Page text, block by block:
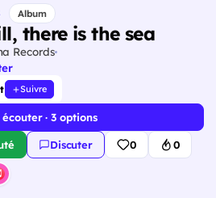
Album
there is the sea
Records
Suivre
écouter · 3 options
Discuter 0 0